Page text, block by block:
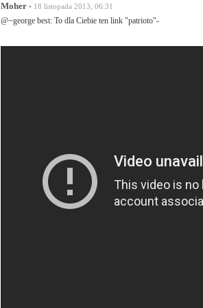
Moher • 18 listopada 2013, 06:31
@~george best: To dla Ciebie ten link "patrioto"-